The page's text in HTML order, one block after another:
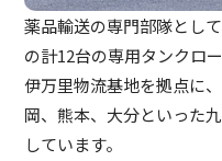
薬品輸送の専門部隊とし
の計12台の専用タンクロ
伊万里物流基地を拠点に
岡、熊本、大分といった
しています。